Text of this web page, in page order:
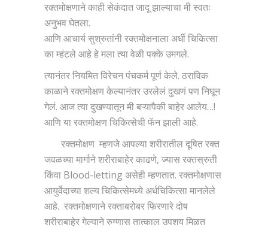
रक्तमोक्षणाने काही सेकंदात जादू झाल्याचा मी स्वतः
अनुभव घेतला.
आणि आचार्य सुश्रुतांनी रक्तमोक्षनाला अर्धी चिकित्सा
का म्हंटले आहे हे मला त्या वेळी पक्के उमगले.
त्यानंतर नियमित विरेचन पंचकर्म पूर्ण केले. ठराविक
काळाने रक्तमोक्षण केल्यानंतर उरलेलं दुखणं पण निघून
गेलं. आज त्या दुखण्यातून मी बऱ्यापैकी बाहेर आलेय…!
आणि या रक्तमोक्षण चिकित्सेची फॅन झाली आहे.
रक्तमोक्षण म्हणजे आपल्या शरीरातील दूषित रक्त
जवळच्या मार्गाने शरीराबाहेर काढणे, ज्यास रक्तस्रुती
किंवा Blood-letting असेही म्हणतात. रक्तमोक्षणास
आयुर्वेदाच्या शल्य चिकित्सेमध्ये अर्धचिकित्सा मानलेले
आहे. रक्तमोक्षणाने रक्ताबरोबर फिरणारे दोष
शरीराबाहेर गेल्याने रुग्णास तात्काल उपशय मिळत